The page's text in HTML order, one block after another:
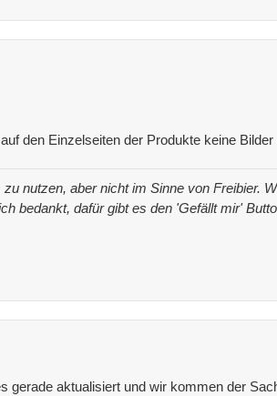
den Einzelseiten der Produkte keine
nutzen, aber nicht im Sinne von Freibier.
bedankt, dafür gibt es den 'Gefällt mir'
gerade aktualisiert und wir kommen der